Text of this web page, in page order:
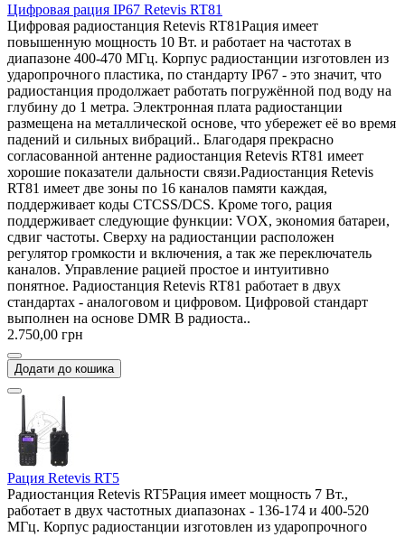
Цифровая рация IP67 Retevis RT81
Цифровая радиостанция Retevis RT81Рация имеет
повышенную мощность 10 Вт. и работает на частотах в
диапазоне 400-470 МГц. Корпус радиостанции изготовлен из
ударопрочного пластика, по стандарту IP67 - это значит, что
радиостанция продолжает работать погружённой под воду на
глубину до 1 метра. Электронная плата радиостанции
размещена на металлической основе, что убережет её во время
падений и сильных вибраций.. Благодаря прекрасно
согласованной антенне радиостанция Retevis RT81 имеет
хорошие показатели дальности связи.Радиостанция Retevis
RT81 имеет две зоны по 16 каналов памяти каждая,
поддерживает коды CTCSS/DCS. Кроме того, рация
поддерживает следующие функции: VOX, экономия батареи,
сдвиг частоты. Сверху на радиостанции расположен
регулятор громкости и включения, а так же переключатель
каналов. Управление рацией простое и интуитивно
понятное. Радиостанция Retevis RT81 работает в двух
стандартах - аналоговом и цифровом. Цифровой стандарт
выполнен на основе DMR В радиоста..
2.750,00 грн
Додати до кошика
Рация Retevis RT5
Радиостанция Retevis RT5Рация имеет мощность 7 Вт.,
работает в двух частотных диапазонах - 136-174 и 400-520
МГц. Корпус радиостанции изготовлен из ударопрочного